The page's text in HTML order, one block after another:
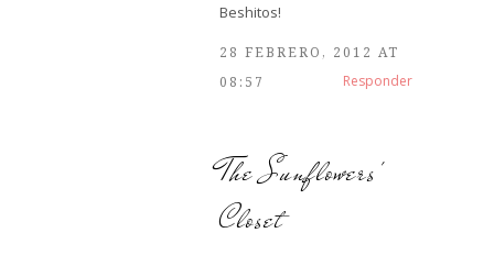
Beshitos!
28 FEBRERO, 2012 AT
08:57
Responder
The Sunflowers'
Closet